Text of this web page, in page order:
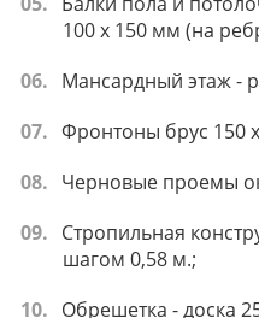
100 х 150 мм (на
Мансардный этаж -
Фронтоны брус 150
Черновые проемы
Стропильная
шагом 0,58 м.;
Обрешетка - доска